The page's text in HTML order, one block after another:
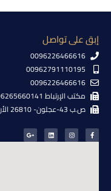
إبق على تواصل
0096226466616
00962791110195
0096226466616
مكتب الإرتباط 0096265660141
ص.ب 43-عجلون- 26810 الأردن